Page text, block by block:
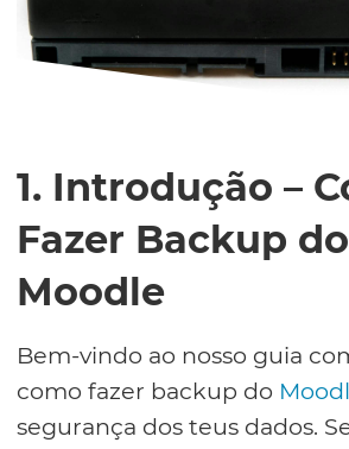
1. Introdução –
Fazer Backup do
Moodle
Bem-vindo ao nosso guia
como fazer backup do
segurança dos teus dados.